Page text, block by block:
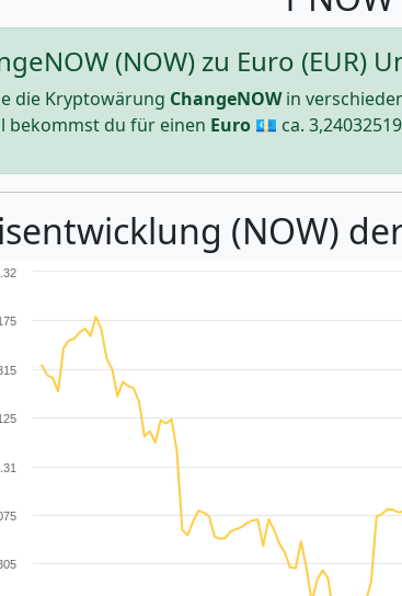
(NOW) zu Euro (EUR)
die Kryptowärung ChangeNOWin
bekommst du für einen Euro 💶 ca.
(NOW)